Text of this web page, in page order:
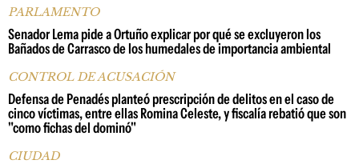
PARLAMENTO
Senador Lema pide a Ortuño explicar por qué se excluyeron los
Bañados de Carrasco de los humedales de importancia ambiental
CONTROL DE ACUSACIÓN
Defensa de Penadés planteó prescripción de delitos en el caso de
cinco víctimas, entre ellas Romina Celeste, y fiscalía rebatió que son
"como fichas del dominó"
CIUDAD